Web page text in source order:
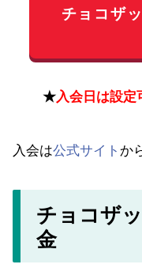
チョコザ
★入会日は設定
入会は公式サイト か
チョコザ
金